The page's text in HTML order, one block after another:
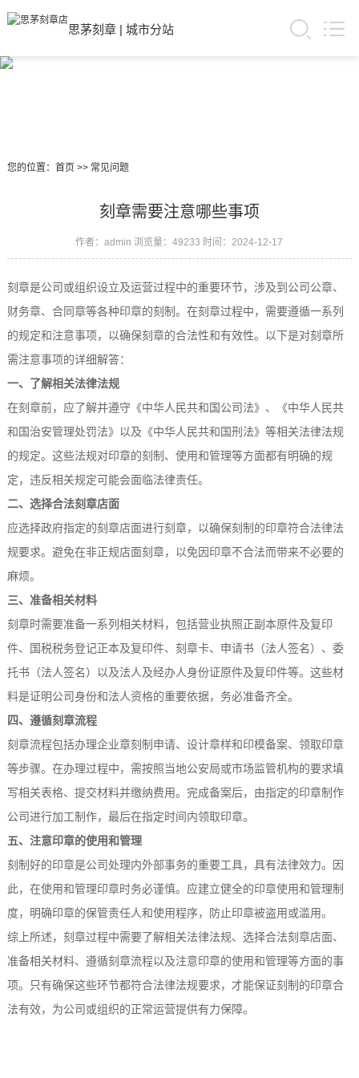
思茅刻章| 城市分站
您的位置： 首页 >> 常见问题
刻章需要注意哪些事项
作者：admin 浏览量：49233 时间：2024-12-17
刻章是公司或组织设立及运营过程中的重要环节，涉及到公司公章、
财务章、合同章等各种印章的刻制。在刻章过程中，需要遵循一系列
的规定和注意事项，以确保刻章的合法性和有效性。以下是对刻章所
需注意事项的详细解答：
一、了解相关法律法规
在刻章前，应了解并遵守《中华人民共和国公司法》、《中华人民共
和国治安管理处罚法》以及《中华人民共和国刑法》等相关法律法规
的规定。这些法规对印章的刻制、使用和管理等方面都有明确的规
定，违反相关规定可能会面临法律责任。
二、选择合法刻章店面
应选择政府指定的刻章店面进行刻章，以确保刻制的印章符合法律法
规要求。避免在非正规店面刻章，以免因印章不合法而带来不必要的
麻烦。
三、准备相关材料
刻章时需要准备一系列相关材料，包括营业执照正副本原件及复印
件、国税税务登记正本及复印件、刻章卡、申请书（法人签名）、委
托书（法人签名）以及法人及经办人身份证原件及复印件等。这些材
料是证明公司身份和法人资格的重要依据，务必准备齐全。
四、遵循刻章流程
刻章流程包括办理企业章刻制申请、设计章样和印模备案、领取印章
等步骤。在办理过程中，需按照当地公安局或市场监管机构的要求填
写相关表格、提交材料并缴纳费用。完成备案后，由指定的印章制作
公司进行加工制作，最后在指定时间内领取印章。
五、注意印章的使用和管理
刻制好的印章是公司处理内外部事务的重要工具，具有法律效力。因
此，在使用和管理印章时务必谨慎。应建立健全的印章使用和管理制
度，明确印章的保管责任人和使用程序，防止印章被盗用或滥用。
综上所述，刻章过程中需要了解相关法律法规、选择合法刻章店面、
准备相关材料、遵循刻章流程以及注意印章的使用和管理等方面的事
项。只有确保这些环节都符合法律法规要求，才能保证刻制的印章合
法有效，为公司或组织的正常运营提供有力保障。